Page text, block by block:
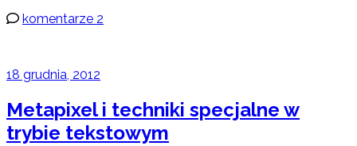
komentarze 2
18 grudnia, 2012
Metapixel i techniki specjalne w
trybie tekstowym